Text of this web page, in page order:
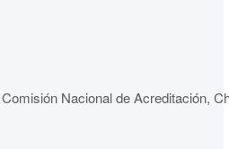
Nacional de Acreditación,